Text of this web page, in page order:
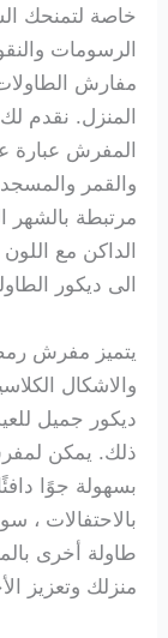
خاصة لتمنحك
الرسومات
مفارش
المنزل. نقدم
المفرش عبارة
والقمر
مرتبطة بالشهر
الداكن مع
الى ديكور
يتميز مفرش
والاشكال
ديكور جميل
ذلك. يمكن
بسهولة جوًا
بالاحتفالات ،
طاولة أخرى
منزلك وتعزيز